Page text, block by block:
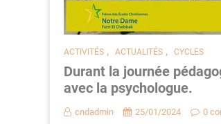
ACTIVITÉS , ACTUALITÉS , CYCLES
Durant la journée
avec la psychologue.
cndadmin 25/01/2024 0